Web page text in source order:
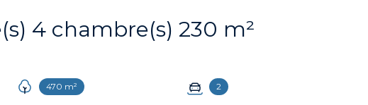
Maison 6 pièce(s) 4 chambre(s) 230 m²
470 m² 2